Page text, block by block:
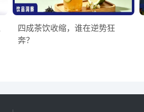
四成茶饮收缩，谁在逆势狂
奔？